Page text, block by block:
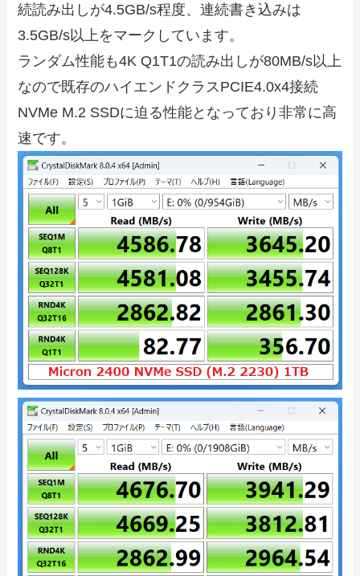
続読み出しが4.5GB/s程度、連続書き込みは
3.5GB/s以上をマークしています。
ランダム性能も4K Q1T1の読み出しが80MB/s以上
なので既存のハイエンドクラスPCIE4.0x4接続
NVMe M.2 SSDに迫る性能となっており非常に高
速です。